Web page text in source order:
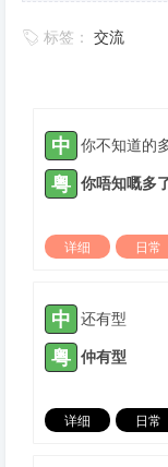
标签： 交流
中 你不知道的
粤 你唔知嘅多
详细
日常
中 还有型
粤 仲有型
详细
日常